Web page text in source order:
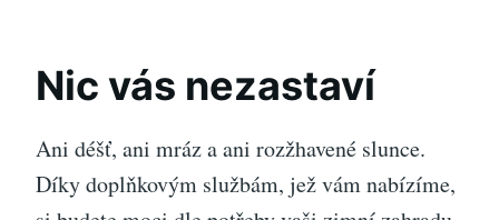
Nic vás nezastaví
Ani déšť, ani mráz a ani rozžhavené slunce.
Díky doplňkovým službám, jež vám nabízíme,